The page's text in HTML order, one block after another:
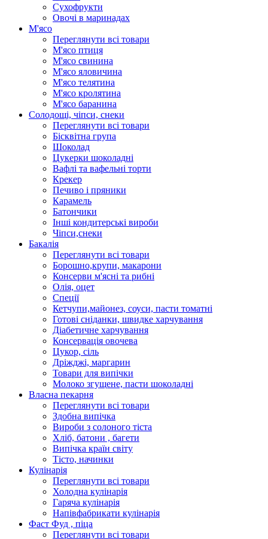
Сухофрукти
Овочі в маринадах
М'ясо
Переглянути всі товари
М'ясо птиця
М'ясо свинина
М'ясо яловичина
М'ясо телятина
М'ясо кролятина
М'ясо баранина
Солодощі, чіпси, снеки
Переглянути всі товари
Бісквітна група
Шоколад
Цукерки шоколадні
Вафлі та вафельні торти
Крекер
Печиво і пряники
Карамель
Батончики
Інші кондитерські вироби
Чіпси,снеки
Бакалія
Переглянути всі товари
Борошно,крупи, макарони
Консерви м'ясні та рибні
Олія, оцет
Спеції
Кетчупи,майонез, соуси, пасти томатні
Готові сніданки, швидке харчування
Діабетичне харчування
Консервація овочева
Цукор, сіль
Дріжджі, маргарин
Товари для випічки
Молоко згущене, пасти шоколадні
Власна пекарня
Переглянути всі товари
Здобна випічка
Вироби з солоного тіста
Хліб, батони , багети
Випічка країн світу
Тісто, начинки
Кулінарія
Переглянути всі товари
Холодна кулінарія
Гаряча кулінарія
Напівфабрикати кулінарія
Фаст Фуд , піца
Переглянути всі товари